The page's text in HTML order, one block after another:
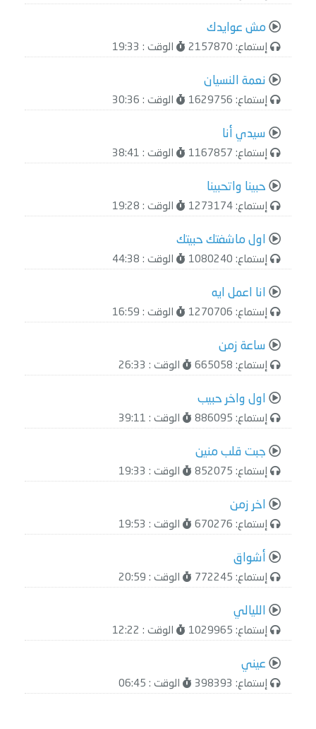
مش عوايدك
إستماع: 2157870 الوقت : 19:33
نعمة النسيان
إستماع: 1629756 الوقت : 30:36
سيدي أنا
إستماع: 1167857 الوقت : 38:41
حبينا واتحبينا
إستماع: 1273174 الوقت : 19:28
اول ماشفتك حبيتك
إستماع: 1080240 الوقت : 44:38
انا اعمل ايه
إستماع: 1270706 الوقت : 16:59
ساعة زمن
إستماع: 665058 الوقت : 26:33
اول واخر حبيب
إستماع: 886095 الوقت : 39:11
جبت قلب منين
إستماع: 852075 الوقت : 19:33
اخر زمن
إستماع: 670276 الوقت : 19:53
أشواق
إستماع: 772245 الوقت : 20:59
الليالي
إستماع: 1029965 الوقت : 12:22
عيني
إستماع: 398393 الوقت : 06:45